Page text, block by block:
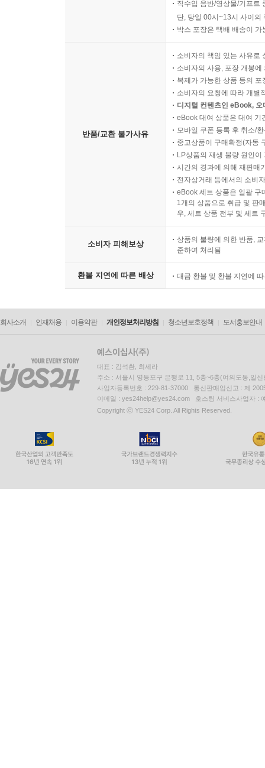
직수입 음반/영상물/기프트
단, 당일 00시~13시 사이의
박스 포장은 택배 배송이
반품/교환 불가사유
소비자의 책임 있는 사유로
소비자의 사용, 포장 개봉
복제가 가능한 상품 등의
소비자의 요청에 따라 개별
디지털 컨텐츠인 eBook,
eBook 대여 상품은 대여 기
모바일 쿠폰 등록 후 취소/
중고상품이 구매확정(자동
LP상품의 재생 불량 원인
시간의 경과에 의해 재판매
전자상거래 등에서의 소비
eBook 세트 상품은 일괄 구
1개의 상품으로 취급 및 판
우, 세트 상품 전부 및 세트
소비자 피해보상
상품의 불량에 의한 반품,
준하여 처리됨
환불 지연에 따른 배상 대금 환불 및 환불 지연에
회사소개 인재채용 이용약관 개인정보처리방침 청소년보호정책 도서홍보안내
대표 : 김석환, 최세라
주소 : 서울시 영등포구 은행로 11, 5층~6층(여의도동,일신
사업자등록번호 : 229-81-37000 통신판매업신고 : 제
이메일 : yes24help@yes24.com 호스팅 서비스사업자 :
Copyright ⓒ YES24 Corp. All Rights Reserved.